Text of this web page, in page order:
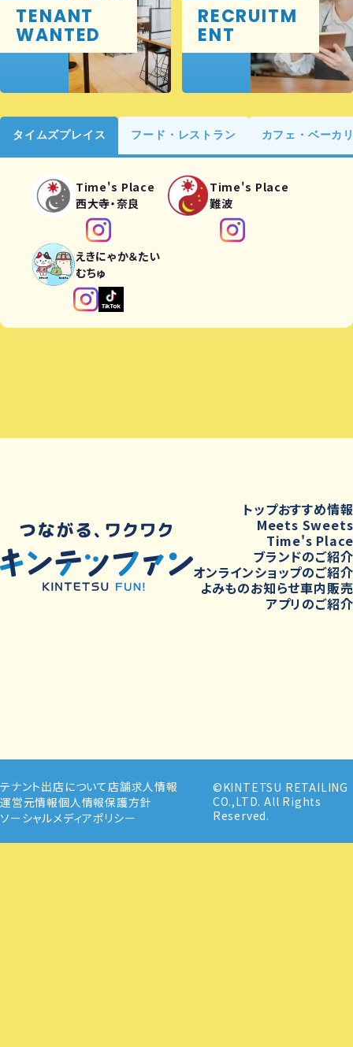
TENANT
WANTED
RECRUITM
ENT
タイムズプレイス フード・レストラン カフェ・ベーカ
Time's Place
西大寺・奈良
Time's Place
難波
えきにゃか＆たい
むちゅ
トップおすすめ情報
Meets Sweets
Time's Place
ブランドのご紹介
オンラインショップのご紹介
よみものお知らせ車内販売
アプリのご紹介
テナント出店について店舗求人情報
運営元情報個人情報保護方針
ソーシャルメディアポリシー
©KINTETSU RETAILING
CO.,LTD. All Rights
Reserved.